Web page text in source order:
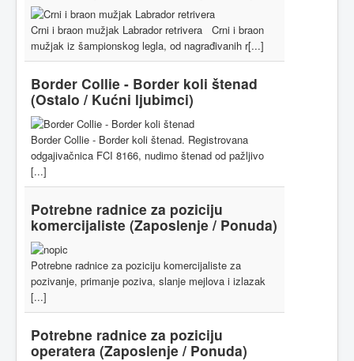
Crni i braon mužjak Labrador retrivera Crni i braon
mužjak iz šampionskog legla, od nagrađivanih r[...]
Border Collie - Border koli štenad
(Ostalo / Kućni ljubimci)
Border Collie - Border koli štenad. Registrovana
odgajivačnica FCI 8166, nudimo štenad od pažljivo
[...]
Potrebne radnice za poziciju
komercijaliste (Zaposlenje / Ponuda)
Potrebne radnice za poziciju komercijaliste za
pozivanje, primanje poziva, slanje mejlova i izlazak
[...]
Potrebne radnice za poziciju
operatera (Zaposlenje / Ponuda)